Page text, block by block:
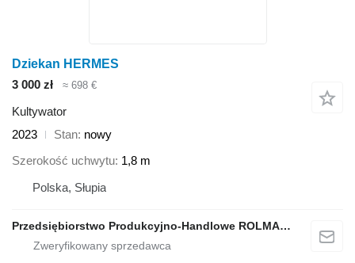
Dziekan HERMES
3 000 zł
≈ 698 €
Kultywator
2023
Stan nowy
Szerokość uchwytu 1,8 m
Polska, Słupia
Przedsiębiorstwo Produkcyjno-Handlowe ROLMAPOL Marcin Dziekan